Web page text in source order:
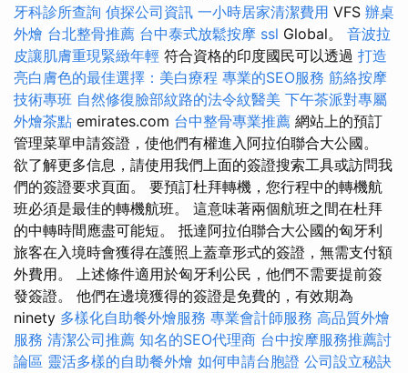
牙科診所查詢 偵探公司資訊 一小時居家清潔費用 VFS 辦桌
外燴 台北整骨推薦 台中泰式放鬆按摩 ssl Global。 音波拉
皮讓肌膚重現緊緻年輕 符合資格的印度國民可以透過 打造
亮白膚色的最佳選擇：美白療程 專業的SEO服務 筋絡按摩
技術專班 自然修復臉部紋路的法令紋醫美 下午茶派對專屬
外燴茶點 emirates.com 台中整骨專業推薦 網站上的預訂
管理菜單申請簽證，使他們有權進入阿拉伯聯合大公國。
欲了解更多信息，請使用我們上面的簽證搜索工具或訪問我
們的簽證要求頁面。 要預訂杜拜轉機，您行程中的轉機航
班必須是最佳的轉機航班。 這意味著兩個航班之間在杜拜
的中轉時間應盡可能短。 抵達阿拉伯聯合大公國的匈牙利
旅客在入境時會獲得在護照上蓋章形式的簽證，無需支付額
外費用。 上述條件適用於匈牙利公民，他們不需要提前簽
發簽證。 他們在邊境獲得的簽證是免費的，有效期為
ninety 多樣化自助餐外燴服務 專業會計師服務 高品質外燴
服務 清潔公司推薦 知名的SEO代理商 台中按摩服務推薦討
論區 靈活多樣的自助餐外燴 如何申請台胞證 公司設立秘訣